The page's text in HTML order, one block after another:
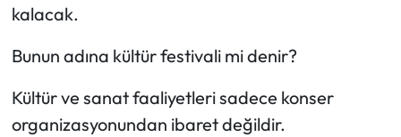
kalacak.
Bunun adına kültür festivali mi denir?
Kültür ve sanat faaliyetleri sadece konser
organizasyonundan ibaret değildir.